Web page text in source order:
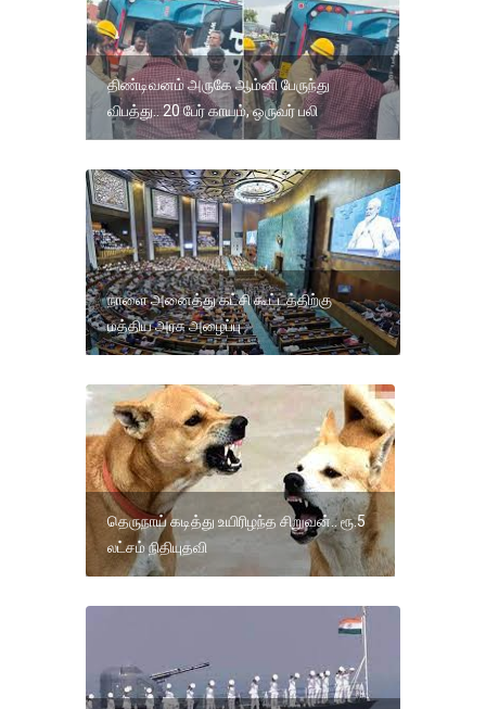
திண்டிவனம் அருகே ஆம்னி பேருந்து
விபத்து.. 20 பேர் காயம், ஒருவர் பலி
நாளை அனைத்து கட்சி கூட்டத்திற்கு
மத்திய அரசு அழைப்பு
தெருநாய் கடித்து உயிரிழந்த சிறுவன்.. ரூ.5
லட்சம் நிதியுதவி